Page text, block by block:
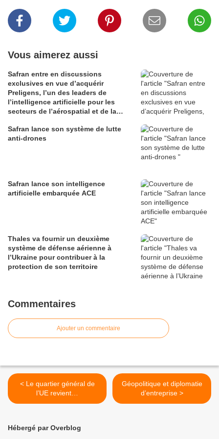
Vous aimerez aussi
Safran entre en discussions
exclusives en vue d’acquérir
Preligens, l’un des leaders de
l’intelligence artificielle pour les
secteurs de l’aérospatial et de la
Safran lance son système de lutte
anti-drones
Safran lance son intelligence
artificielle embarquée ACE
Thales va fournir un deuxième
système de défense aérienne à
l’Ukraine pour contribuer à la
protection de son territoire
Commentaires
Ajouter un commentaire
< Le quartier général de
l’UE revient…
Géopolitique et diplomatie
d’entreprise >
Hébergé par Overblog